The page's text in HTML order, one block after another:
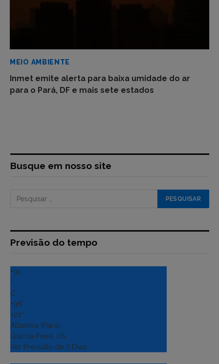
MEIO AMBIENTE
Inmet emite alerta para baixa umidade do ar
para o Pará, DF e mais sete estados
Busque em nosso site
Previsão do tempo
+31
°
C
+36°
+22°
Altamira (Para)
Quinta-Feira, 06
Ver Previsão de 7 Dias